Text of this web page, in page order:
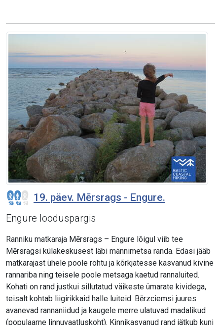
19. päev. Mērsrags - Engure.
Engure looduspargis
Ranniku matkaraja Mērsrags – Engure lõigul viib tee
Mērsragsi külakeskusest läbi männimetsa randa. Edasi jääb
matkarajast ühele poole rohtu ja kõrkjatesse kasvanud kivine
rannariba ning teisele poole metsaga kaetud rannaluited.
Kohati on rand justkui sillutatud väikeste ümarate kividega,
teisalt kohtab liigirikkaid halle luiteid. Bērzciemsi juures
avanevad rannaniidud ja kaugele merre ulatuvad madalikud
(populaarne linnuvaatluskoht). Kinnikasvanud rand jätkub kuni